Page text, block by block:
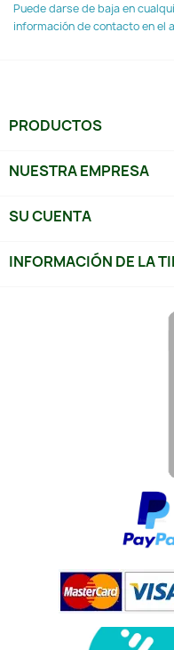
Puede darse de baja en
información de contacto en el
PRODUCTOS
NUESTRA EMPRESA
SU CUENTA
INFORMACIÓN DE LA